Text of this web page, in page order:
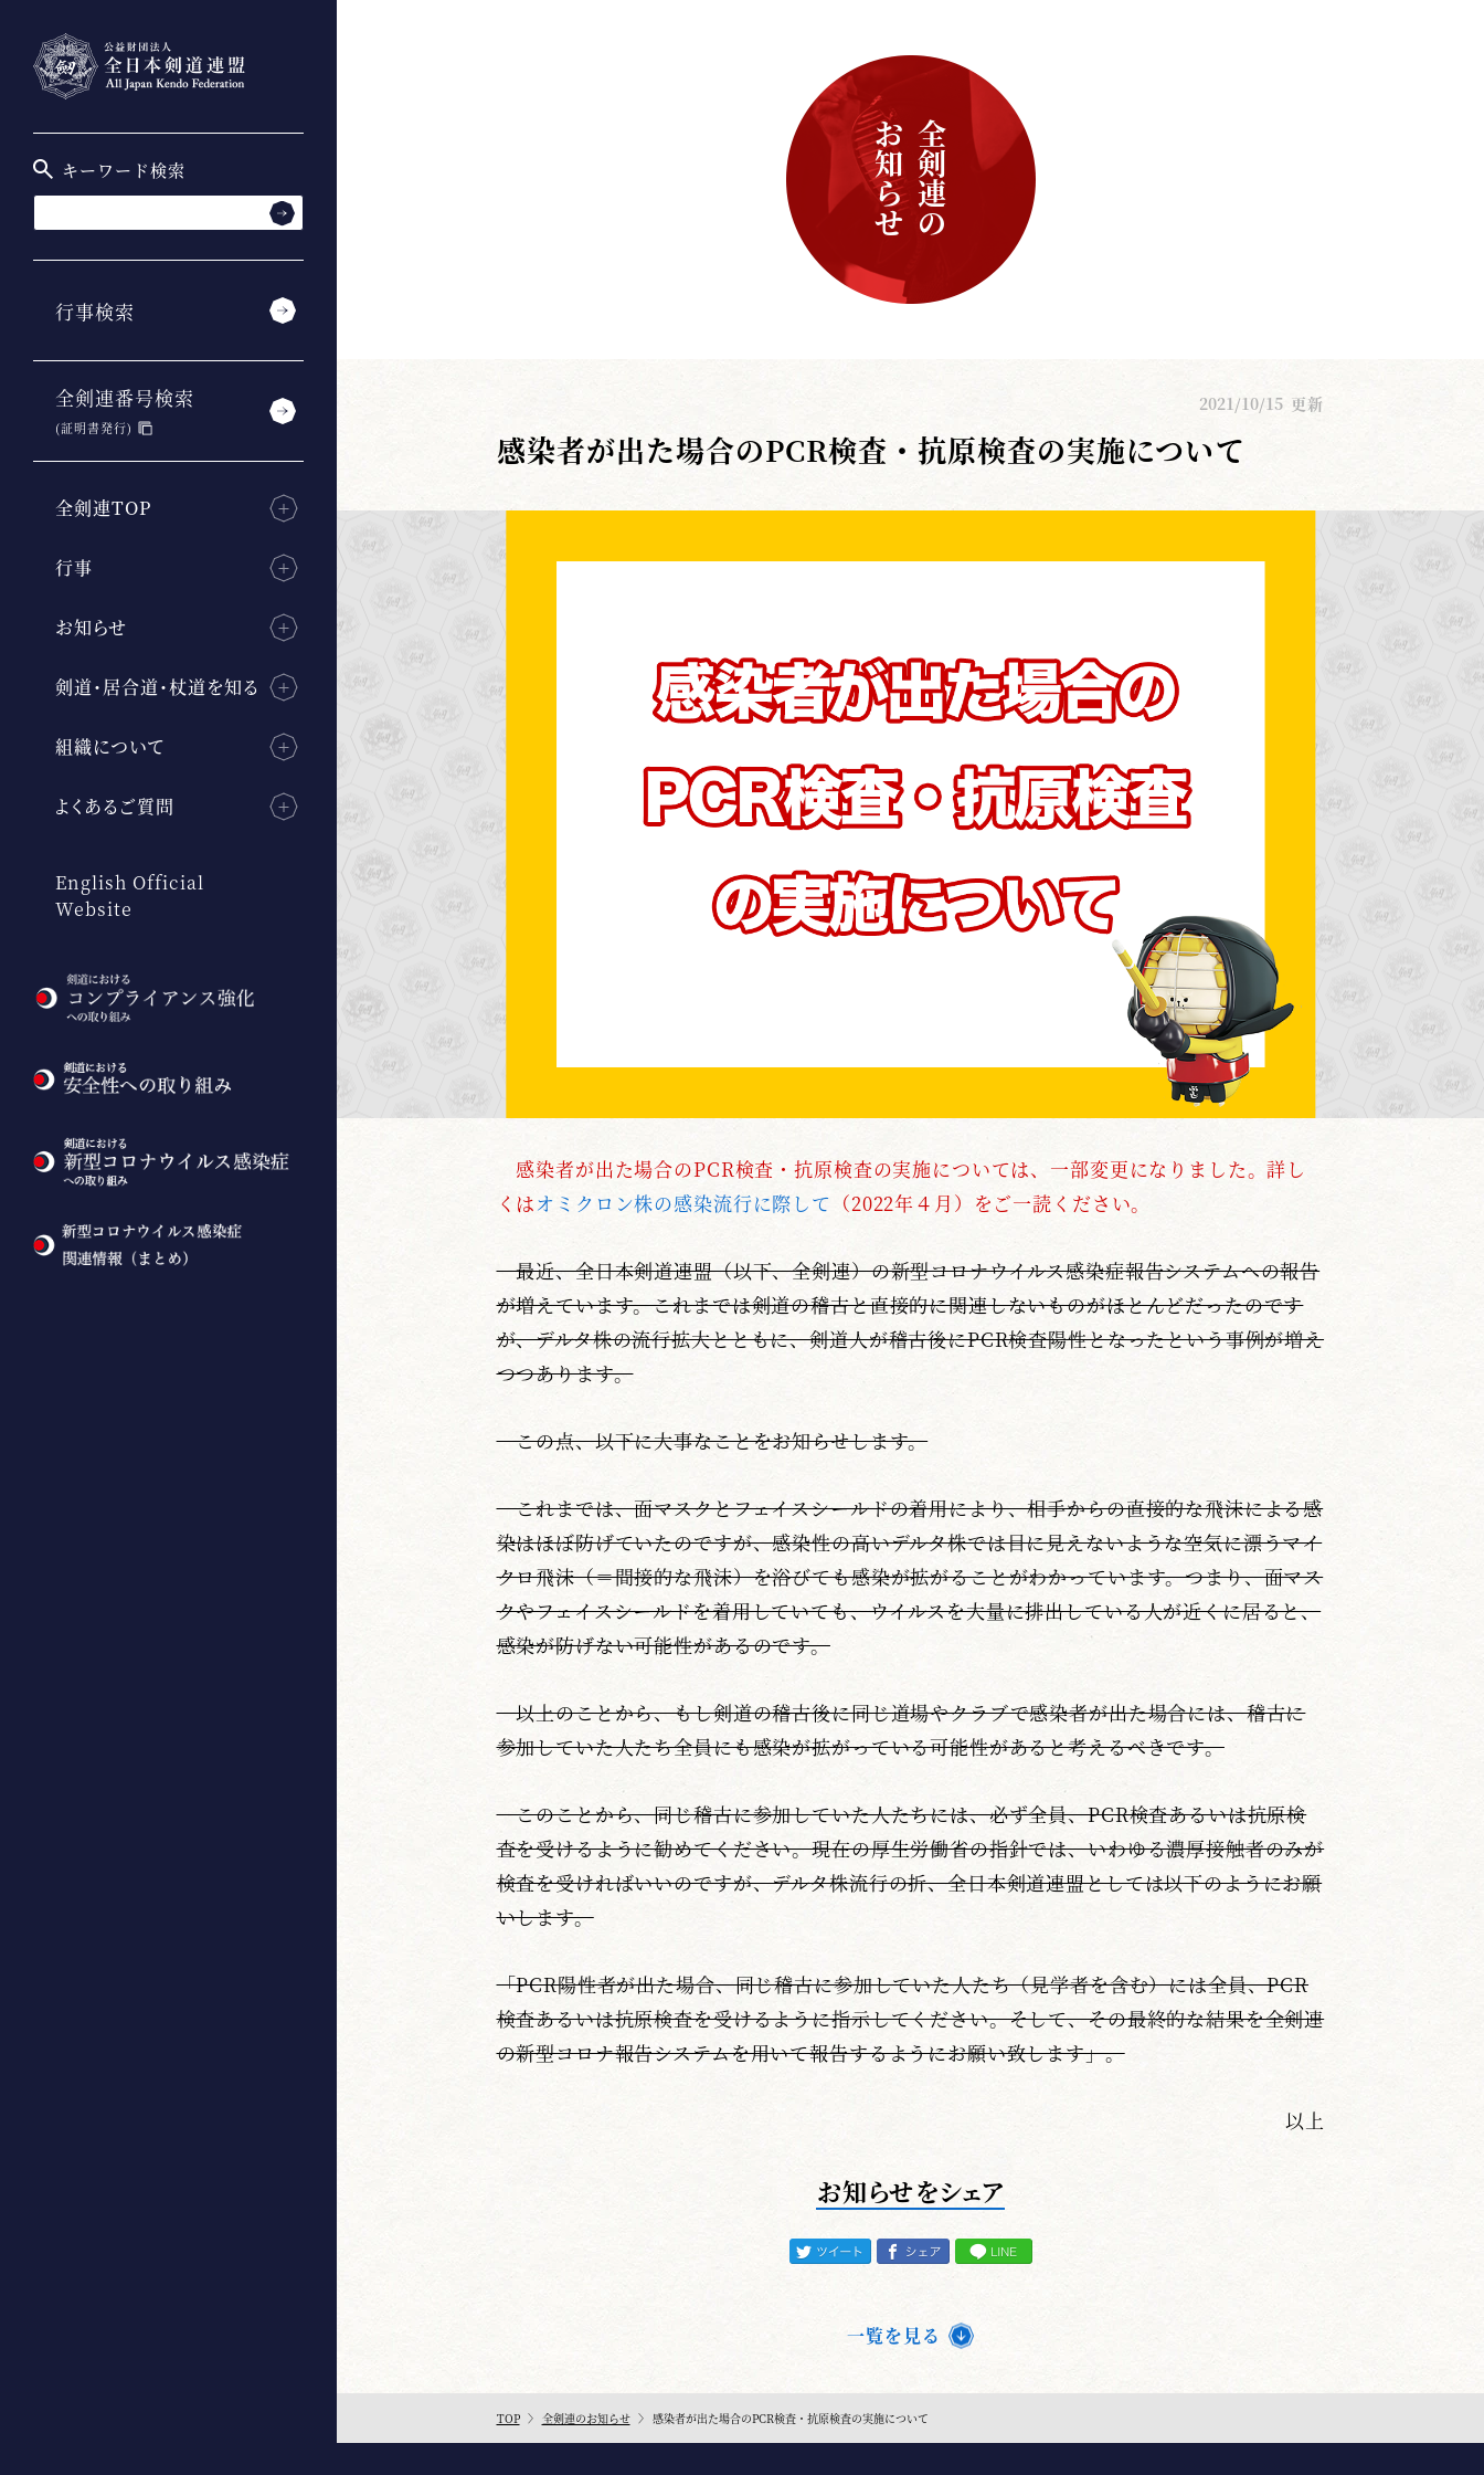
キーワード検索
行事検索
全剣連番号検索
(証明書発行)
全剣連TOP
行事
お知らせ
剣道・居合道・杖道を知る
組織について
よくあるご質問
English Official
Website
全剣連の
お知らせ
2021/10/15 更新
感染者が出た場合のPCR検査・抗原検査の実施について
感染者が出た場合のPCR検査・抗原検査の実施については、一部変更になりました。詳し
くはオミクロン株の感染流行に際して （2022年４月）をご一読ください。
最近、全日本剣道連盟（以下、全剣連）の新型コロナウイルス感染症報告システムへの報告
が増えています。これまでは剣道の稽古と直接的に関連しないものがほとんどだったのです
が、デルタ株の流行拡大とともに、剣道人が稽古後にPCR検査陽性となったという事例が増え
つつあります。
この点、以下に大事なことをお知らせします。
これまでは、面マスクとフェイスシールドの着用により、相手からの直接的な飛沫による感
染はほぼ防げていたのですが、感染性の高いデルタ株では目に見えないような空気に漂うマイ
クロ飛沫（＝間接的な飛沫）を浴びても感染が拡がることがわかっています。つまり、面マス
クやフェイスシールドを着用していても、ウイルスを大量に排出している人が近くに居ると、
感染が防げない可能性があるのです。
以上のことから、もし剣道の稽古後に同じ道場やクラブで感染者が出た場合には、稽古に
参加していた人たち全員にも感染が拡がっている可能性があると考えるべきです。
このことから、同じ稽古に参加していた人たちには、必ず全員、PCR検査あるいは抗原検
査を受けるように勧めてください。現在の厚生労働省の指針では、いわゆる濃厚接触者のみが
検査を受ければいいのですが、デルタ株流行の折、全日本剣道連盟としては以下のようにお願
いします。
「PCR陽性者が出た場合、同じ稽古に参加していた人たち（見学者を含む）には全員、PCR
検査あるいは抗原検査を受けるように指示してください。そして、その最終的な結果を全剣連
の新型コロナ報告システムを用いて報告するようにお願い致します」。
以上
お知らせをシェア
一覧を見る
TOP 全剣連のお知らせ 感染者が出た場合のPCR検査・抗原検査の実施について